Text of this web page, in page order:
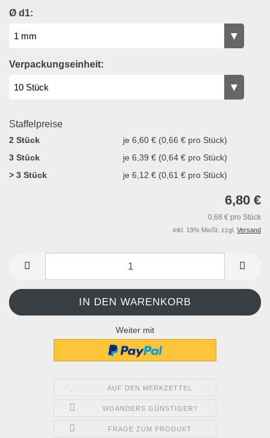
Ø d1:
Verpackungseinheit:
Staffelpreise
2 Stück
je 6,60 € (0,66 € pro Stück)
3 Stück
je 6,39 € (0,64 € pro Stück)
> 3 Stück
je 6,12 € (0,61 € pro Stück)
6,80 €
0,68 € pro Stück
inkl. 19% MwSt. zzgl. Versand
Weiter mit
AUF DEN MERKZETTEL
WOANDERS GÜNSTIGER?
FRAGE ZUM PRODUKT